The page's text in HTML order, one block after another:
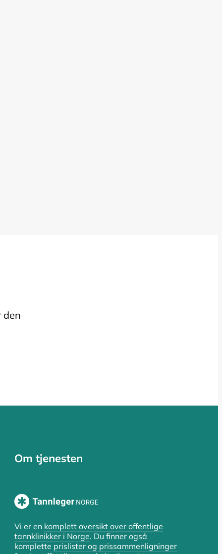
den
Om tjenesten
Vi er en komplett oversikt over offentlige
tannklinikker i Norge. Du finner også
komplette prislister og prissammenligninger